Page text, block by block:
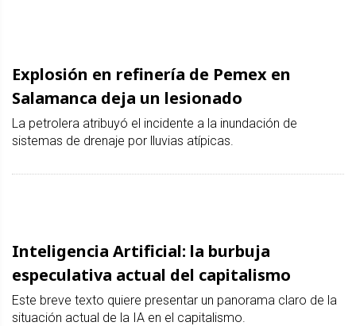
Explosión en refinería de Pemex en
Salamanca deja un lesionado
La petrolera atribuyó el incidente a la inundación de
sistemas de drenaje por lluvias atípicas.
Inteligencia Artificial: la burbuja
especulativa actual del capitalismo
Este breve texto quiere presentar un panorama claro de la
situación actual de la IA en el capitalismo.